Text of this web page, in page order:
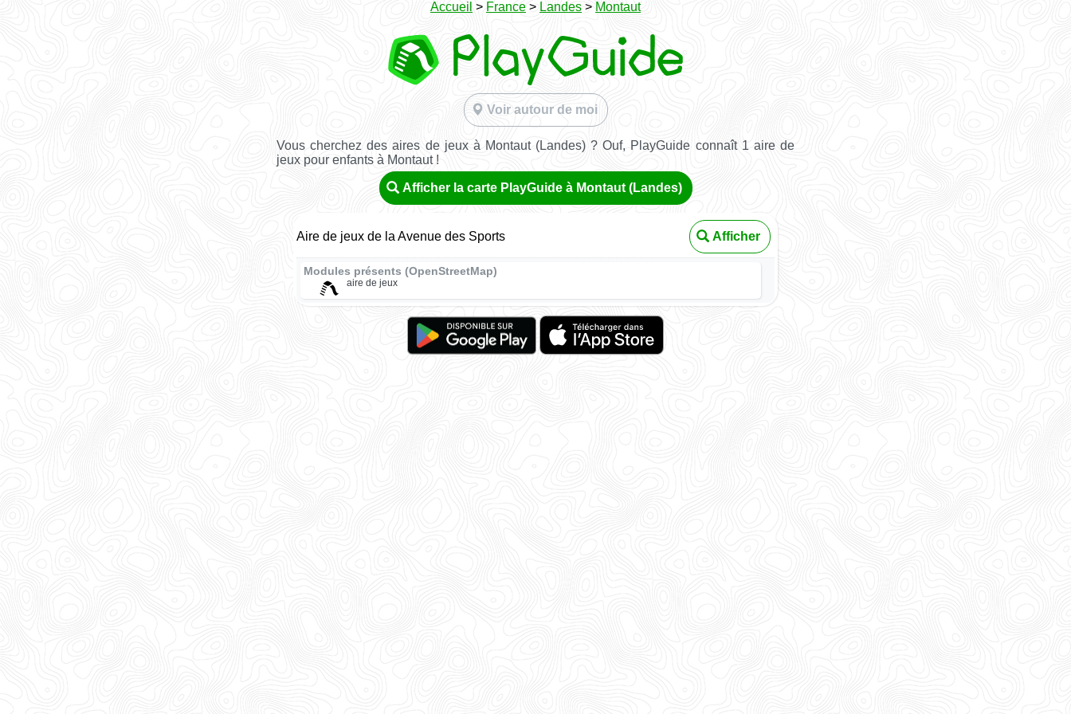
Accueil > France > Landes > Montaut
Voir autour de moi
Vous cherchez des aires de jeux à Montaut (Landes) ? Ouf, PlayGuide connaît 1 aire de
jeux pour enfants à Montaut !
Afficher la carte PlayGuide à Montaut (Landes)
Aire de jeux de la Avenue des Sports Afficher
Modules présents (OpenStreetMap)
aire de jeux